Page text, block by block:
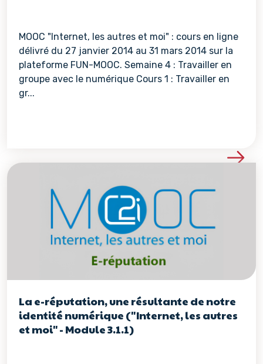
MOOC "Internet, les autres et moi" : cours en ligne
délivré du 27 janvier 2014 au 31 mars 2014 sur la
plateforme FUN-MOOC. Semaine 4 : Travailler en
groupe avec le numérique Cours 1 : Travailler en
gr...
Voir les détails de la
La e-réputation, une résultante de notre
identité numérique ("Internet, les autres
et moi" - Module 3.1.1)